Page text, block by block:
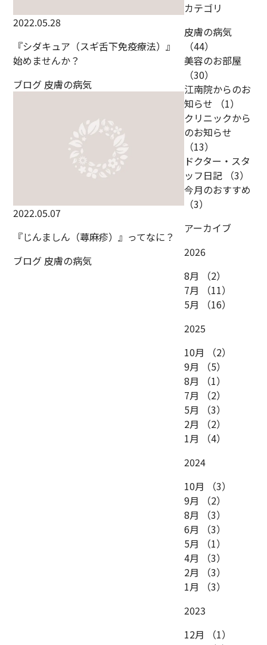
2022.05.28
『シダキュア（スギ舌下免疫療法）』
始めませんか？
ブログ 皮膚の病気
2022.05.07
『じんましん（蕁麻疹）』ってなに？
ブログ 皮膚の病気
カテゴリ
皮膚の病気
（44）
美容のお部屋
（30）
江南院からのお
知らせ
（1）
クリニックから
のお知らせ
（13）
ドクター・スタ
ッフ日記
（3）
今月のおすすめ
（3）
アーカイブ
2026
8月
（2）
7月
（11）
5月
（16）
2025
10月
（2）
9月
（5）
8月
（1）
7月
（2）
5月
（3）
2月
（2）
1月
（4）
2024
10月
（3）
9月
（2）
8月
（3）
6月
（3）
5月
（1）
4月
（3）
2月
（3）
1月
（3）
2023
12月
（1）